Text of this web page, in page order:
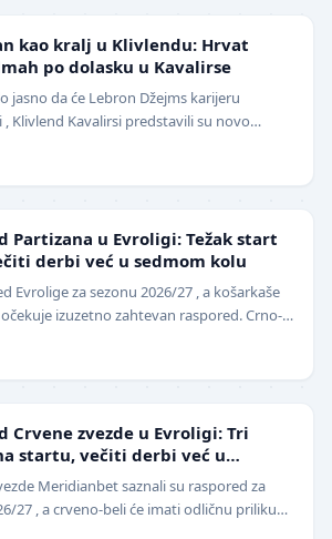
kao kralj u Klivlendu: Hrvat
po dolasku u Kavalirse
jasno da će Lebron Džejms karijeru
Klivlend Kavalirsi predstavili su novo
Partizana u Evroligi: Težak start
derbi već u sedmom kolu
Evrolige za sezonu 2026/27 , a košarkaše
izuzetno zahtevan raspored. Crno-
Crvene zvezde u Evroligi: Tri
startu, večiti derbi već u
Meridianbet saznali su raspored za
27 , a crveno-beli će imati odličnu priliku